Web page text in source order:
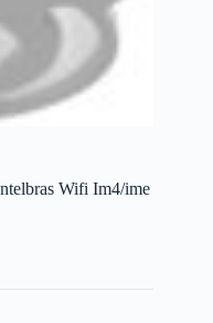
Wifi Im4/ime